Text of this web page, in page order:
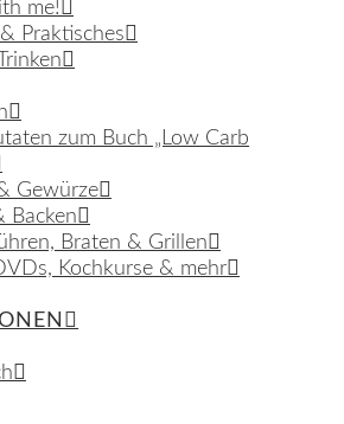
me!
Praktisches
zum Buch „Low Carb
Gewürze
Backen
Braten & Grillen
Kochkurse & mehr